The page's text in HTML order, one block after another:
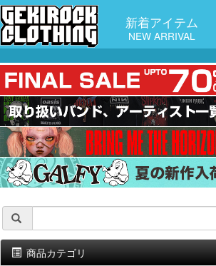
新着アイテム
NEW ARRIVAL
商品カテゴリ